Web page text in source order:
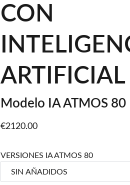
CON
ARTIFICIAL
Modelo IA ATMOS 80
€2120.00
VERSIONES IA ATMOS 80